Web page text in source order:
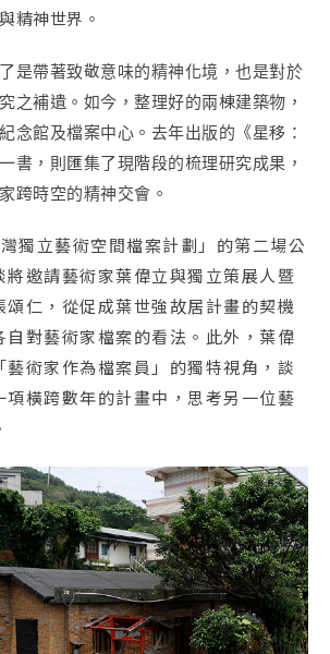
精神世界。
是帶著致敬意味的精神化境，也是對於
之補遺。如今，整理好的兩棟建築物，
念館及檔案中心。去年出版的《星移：
書，則匯集了現階段的梳理研究成果，
跨時空的精神交會。
獨立藝術空間檔案計劃」的第二場公
將邀請藝術家葉偉立與獨立策展人暨
頌仁，從促成葉世強故居計畫的契機
自對藝術家檔案的看法。此外，葉偉
藝術家作為檔案員」的獨特視角，談
項橫跨數年的計畫中，思考另一位藝